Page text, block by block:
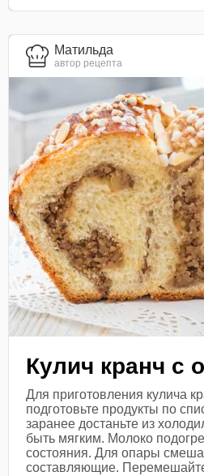
Матильда
автор рецепта
Кулич кранч с
Для приготовления кулича
подготовьте продукты по
заранее достаньте из
быть мягким. Молоко
состояния. Для опары
составляющие.